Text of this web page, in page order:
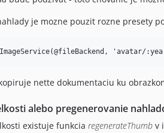
je mozne pouzit rozne presety
nette dokumentaciu ku
alebo pregenerovanie
existuje funkcia regenerateThumb v